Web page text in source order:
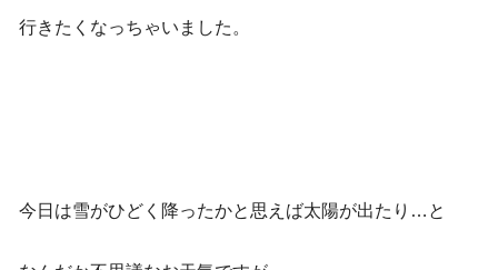
行きたくなっちゃいました。
今日は雪がひどく降ったかと思えば太陽が出たり…と